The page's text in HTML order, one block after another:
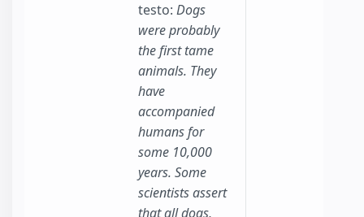
testo: Dogs
were probably
the first tame
animals. They
have
accompanied
humans for
some 10,000
years. Some
scientists assert
that all dogs,